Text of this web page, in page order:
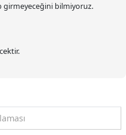
bilmiyoruz.